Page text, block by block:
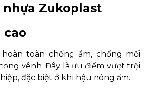
nhựa Zukoplast
cao
toàn chống ẩm, chống mối
vênh. Đây là ưu điểm vượt trội
đặc biệt ở khí hậu nóng ẩm.